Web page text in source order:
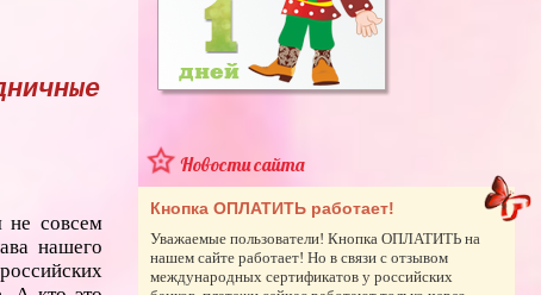
Новости сайта
Кнопка ОПЛАТИТЬ работает!
Уважаемые пользователи! Кнопка ОПЛАТИТЬ на
нашем сайте работает! Но в связи с отзывом
международных сертификатов у российских
совсем
нашего